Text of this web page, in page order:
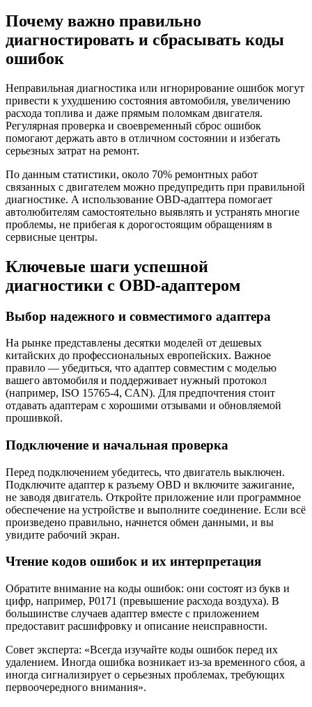
Почему важно правильно
диагностировать и сбрасывать коды
ошибок
Неправильная диагностика или игнорирование ошибок могут
привести к ухудшению состояния автомобиля, увеличению
расхода топлива и даже прямым поломкам двигателя.
Регулярная проверка и своевременный сброс ошибок
помогают держать авто в отличном состоянии и избегать
серьезных затрат на ремонт.
По данным статистики, около 70% ремонтных работ
связанных с двигателем можно предупредить при правильной
диагностике. А использование OBD-адаптера помогает
автолюбителям самостоятельно выявлять и устранять многие
проблемы, не прибегая к дорогостоящим обращениям в
сервисные центры.
Ключевые шаги успешной
диагностики с OBD-адаптером
Выбор надежного и совместимого адаптера
На рынке представлены десятки моделей от дешевых
китайских до профессиональных европейских. Важное
правило — убедиться, что адаптер совместим с моделью
вашего автомобиля и поддерживает нужный протокол
(например, ISO 15765-4, CAN). Для предпочтения стоит
отдавать адаптерам с хорошими отзывами и обновляемой
прошивкой.
Подключение и начальная проверка
Перед подключением убедитесь, что двигатель выключен.
Подключите адаптер к разъему OBD и включите зажигание,
не заводя двигатель. Откройте приложение или программное
обеспечение на устройстве и выполните соединение. Если всё
произведено правильно, начнется обмен данными, и вы
увидите рабочий экран.
Чтение кодов ошибок и их интерпретация
Обратите внимание на коды ошибок: они состоят из букв и
цифр, например, P0171 (превышение расхода воздуха). В
большинстве случаев адаптер вместе с приложением
предоставит расшифровку и описание неисправности.
Совет эксперта: «Всегда изучайте коды ошибок перед их
удалением. Иногда ошибка возникает из-за временного сбоя, а
иногда сигнализирует о серьезных проблемах, требующих
первоочередного внимания».